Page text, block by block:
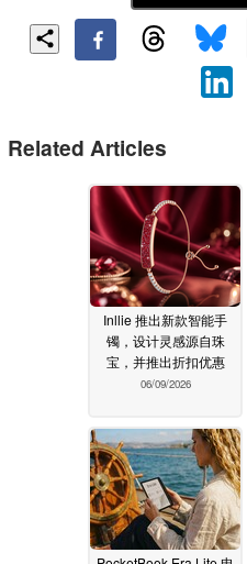
Related Articles
Inllie 推出新款智能手
镯，设计灵感源自珠
宝，并推出折扣优惠
06/09/2026